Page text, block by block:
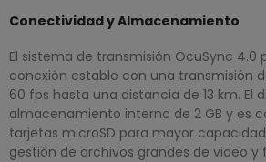
Conectividad y Almacenamiento
El sistema de transmisión OcuSync 4.0
conexión estable con una transmisión
60 fps hasta una distancia de 13 km. El
almacenamiento interno de 2 GB y es
tarjetas microSD para mayor
gestión de archivos grandes de video y